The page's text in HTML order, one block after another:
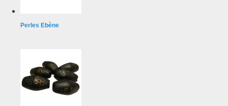
Perles Ebène